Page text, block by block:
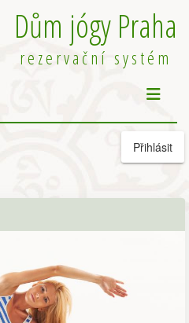
Dům jógy Praha
rezervační systém
Přihlásit